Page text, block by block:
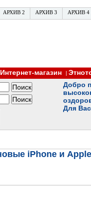
АРХИВ 2 АРХИВ 3 АРХИВ 4
Интернет-магазин |
Добро
Для
iPhone и